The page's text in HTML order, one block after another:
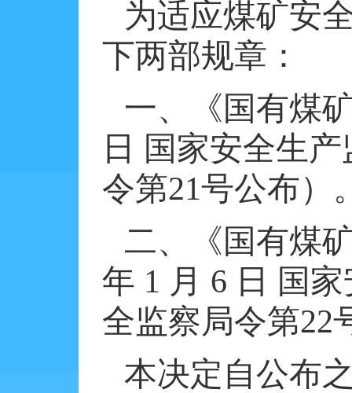
为适应煤矿安
下两部规章：
一、《国有煤
日 国家安全生
令第21号公布）
二、《国有煤
年 1 月 6 日 国
全监察局令第22
本决定自公布